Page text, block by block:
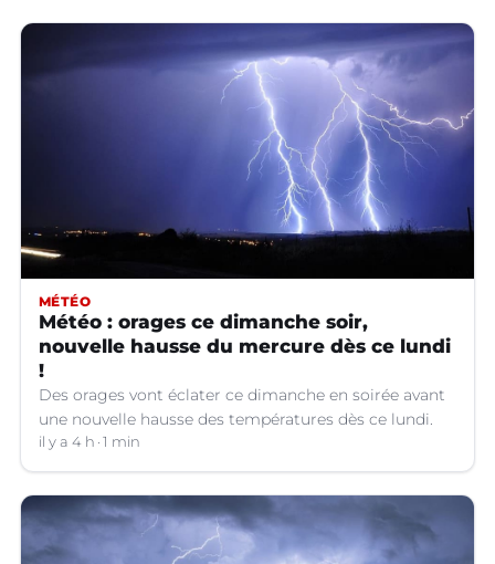
MÉTÉO
Météo : orages ce dimanche soir,
nouvelle hausse du mercure dès ce lundi
!
Des orages vont éclater ce dimanche en soirée avant
une nouvelle hausse des températures dès ce lundi.
il y a 4 h 1 min